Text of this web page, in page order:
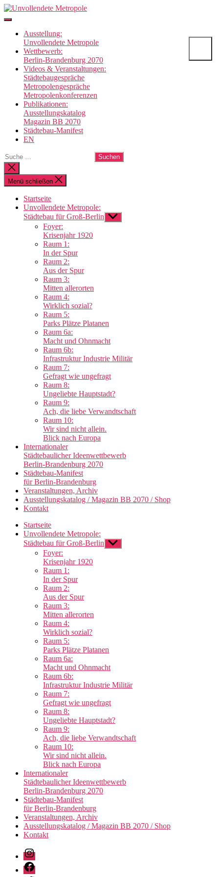
Direkt
zum
wechseln
Unvollendete
Ausstellung:
Unvollendete Metropole
Wettbewerb:
Berlin-Brandenburg 2070
Videos & Veranstaltungen:
Städtebaugespräche
Metropolengespräche
Metropolenkonferenzen
Publikationen:
Ausstellungskatalog
Magazin BB 2070
Städtebau-Manifest
EN
Suche
nach:
Suche
schließen
Menü schließen
Startseite
Unvollendete Metropole:
Städtebau für Groß-Berlin Untermenü
anzeigen
Foyer:
Krisenjahr 1920
Raum 1:
In der Spur
Raum 2:
Aus der Spur
Raum 3:
Mitten allerorten
Raum 4:
Wirklich sozial?
Raum 5:
Parks Plätze Platanen
Raum 6a:
Macht und Ohnmacht
Raum 6b:
Infrastruktur Industrie Militär
Raum 7:
Gefragt wie ungefragt
Raum 8:
Ungeliebte Hauptstadt?
Raum 9:
Ach, die liebe Verwandtschaft
Raum 10:
Wir sind nicht allein.
Blick nach Europa
Internationaler
Städtebaulicher Ideenwettbewerb
Berlin-Brandenburg 2070
Städtebau-Manifest
für Berlin-Brandenburg
Veranstaltungen, Archiv
Ausstellungskatalog / Magazin BB 2070 / Shop
Kontakt
Startseite
Unvollendete Metropole:
Städtebau für Groß-Berlin Untermenü
anzeigen
Foyer:
Krisenjahr 1920
Raum 1:
In der Spur
Raum 2:
Aus der Spur
Raum 3:
Mitten allerorten
Raum 4:
Wirklich sozial?
Raum 5:
Parks Plätze Platanen
Raum 6a:
Macht und Ohnmacht
Raum 6b:
Infrastruktur Industrie Militär
Raum 7:
Gefragt wie ungefragt
Raum 8:
Ungeliebte Hauptstadt?
Raum 9:
Ach, die liebe Verwandtschaft
Raum 10:
Wir sind nicht allein.
Blick nach Europa
Internationaler
Städtebaulicher Ideenwettbewerb
Berlin-Brandenburg 2070
Städtebau-Manifest
für Berlin-Brandenburg
Veranstaltungen, Archiv
Ausstellungskatalog / Magazin BB 2070 / Shop
Kontakt
Instagram
Facebook